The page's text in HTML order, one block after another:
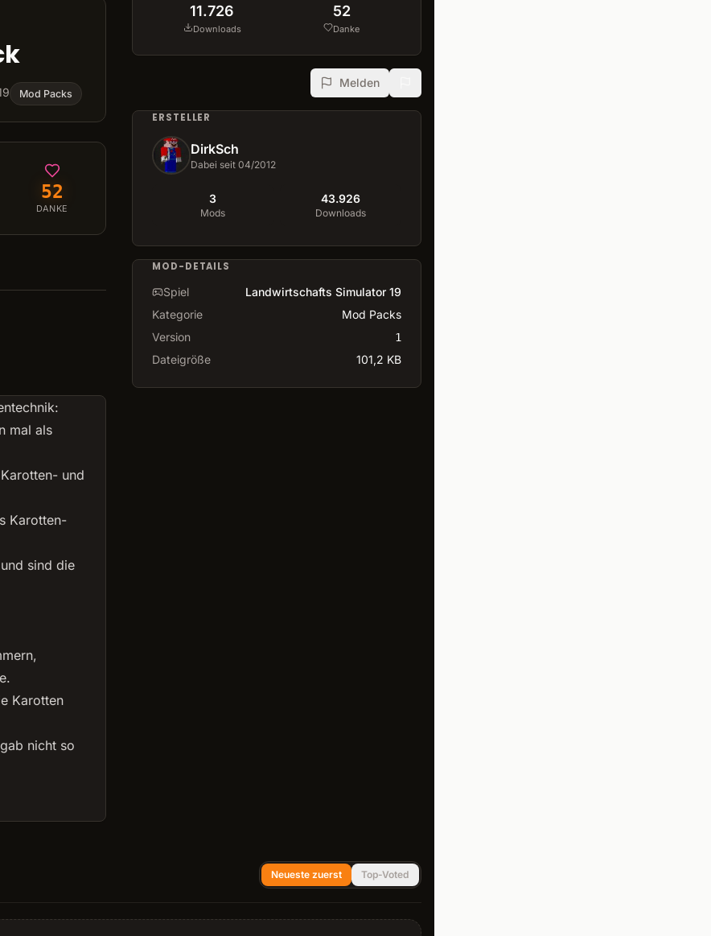
Mod Packs
52
DANKE
mal als
und
Karotten-
sind die
Karotten
nicht so
11.726
Downloads
52
Danke
Melden
ERSTELLER
DirkSch
Dabei seit 04/2012
3
Mods
43.926
Downloads
MOD-DETAILS
Spiel
Landwirtschafts Simulator 19
Kategorie
Mod Packs
Version
1
Dateigröße 101,2 KB
Neueste zuerst Top-Voted